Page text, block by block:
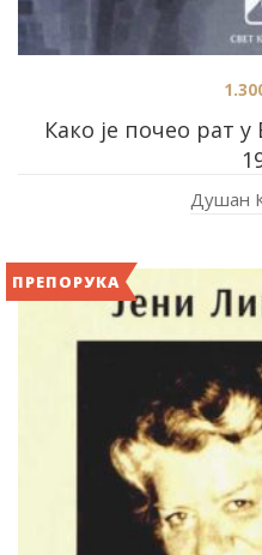
Како је почео рат
Душан
ПРЕПОРУКА